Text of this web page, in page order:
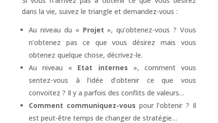
dans la vie, suivez le triangle et demandez-vous :
Au niveau du « Projet », qu’obtenez-vous ? Vous
n’obtenez pas ce que vous désirez mais vous
obtenez quelque chose, décrivez-le.
Au niveau « Etat internes », comment vous
sentez-vous à l’idée d’obtenir ce que vous
convoitez ? Il y a parfois des conflits de valeurs…
Comment communiquez-vous pour l’obtenir ? Il
est peut-être temps de changer de stratégie…